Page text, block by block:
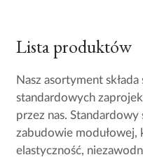
Lista produktów
Nasz asortyment
standardowych
przez nas.
zabudowie modułowej,
elastyczność,